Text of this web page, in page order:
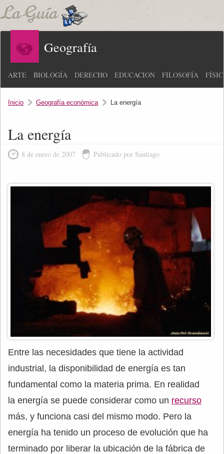
Geografía
ARTE BIOLOGÍA DERECHO EDUCACIÓN FILOSOFÍA
Inicio Geografía económica La energía
La energía
8 de enero de 2007 Publicado por Santiago
Entre las necesidades que tiene la actividad
industrial, la disponibilidad de energía es tan
fundamental como la materia prima. En realidad
la energía se puede considerar como un recurso
más, y funciona casi del mismo modo. Pero la
energía ha tenido un proceso de evolución que ha
terminado por liberar la ubicación de la fábrica de